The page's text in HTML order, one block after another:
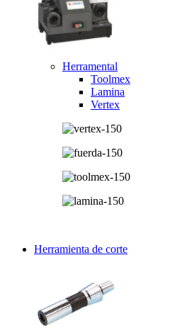
Herramental
Toolmex
Lamina
Vertex
Herramienta de corte